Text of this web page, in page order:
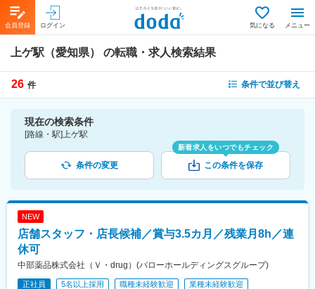
会員登録 ログイン 気になる メニュー
上ゲ駅（愛知県） の転職・求人検索結果
26 件 条件で並び替え
現在の検索条件
[路線・駅]上ゲ駅
条件の変更
新着求人をいつでもチェック
この条件を保存
NEW
店舗スタッフ・店長候補／賞与3.5カ月／残業月8h／連
休可
中部薬品株式会社（Ｖ・drug）(バローホールディングスグループ)
正社員 5名以上採用 職種未経験歓迎 業種未経験歓迎